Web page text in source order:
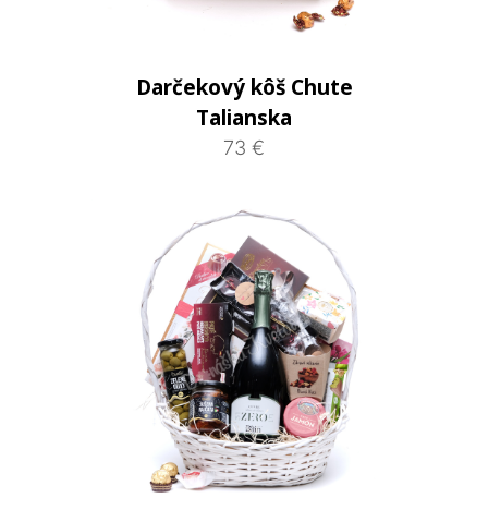
Darčekový kôš Chute
Talianska
73 €